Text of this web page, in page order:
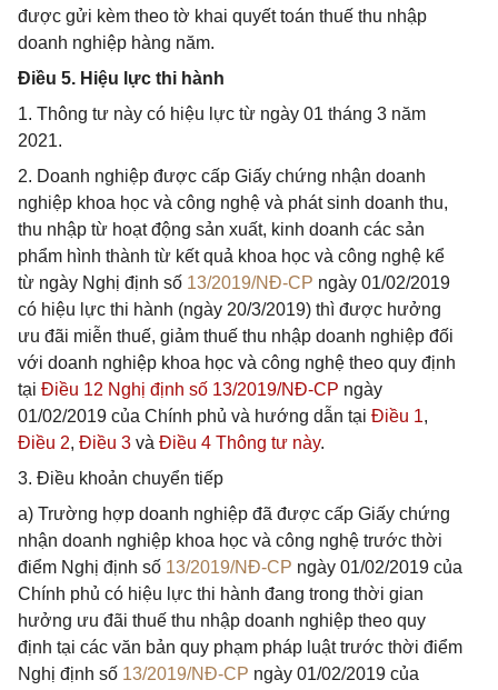
được gửi kèm theo tờ khai quyết toán thuế thu nhập
doanh nghiệp hàng năm.
Điều 5. Hiệu lực thi hành
1. Thông tư này có hiệu lực từ ngày 01 tháng 3 năm
2021.
2. Doanh nghiệp được cấp Giấy chứng nhận doanh
nghiệp khoa học và công nghệ và phát sinh doanh thu,
thu nhập từ hoạt động sản xuất, kinh doanh các sản
phẩm hình thành từ kết quả khoa học và công nghệ kể
từ ngày Nghị định số 13/2019/NĐ-CP ngày 01/02/2019
có hiệu lực thi hành (ngày 20/3/2019) thì được hưởng
ưu đãi miễn thuế, giảm thuế thu nhập doanh nghiệp đối
với doanh nghiệp khoa học và công nghệ theo quy định
tại Điều 12 Nghị định số 13/2019/NĐ-CP ngày
01/02/2019 của Chính phủ và hướng dẫn tại Điều 1,
Điều 2, Điều 3 và Điều 4 Thông tư này.
3. Điều khoản chuyển tiếp
a) Trường hợp doanh nghiệp đã được cấp Giấy chứng
nhận doanh nghiệp khoa học và công nghệ trước thời
điểm Nghị định số 13/2019/NĐ-CP ngày 01/02/2019 của
Chính phủ có hiệu lực thi hành đang trong thời gian
hưởng ưu đãi thuế thu nhập doanh nghiệp theo quy
định tại các văn bản quy phạm pháp luật trước thời điểm
Nghị định số 13/2019/NĐ-CP ngày 01/02/2019 của